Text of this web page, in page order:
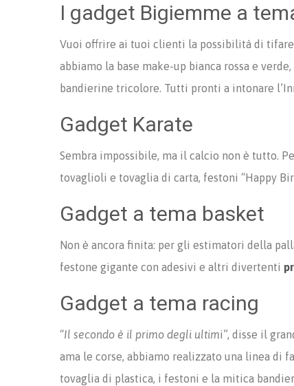
I gadget Bigiemme a
Vuoi offrire ai tuoi clienti la possibilità di tifare
abbiamo la base make-up bianca rossa e
bandierine tricolore. Tutti pronti a intonare
Gadget Karate
Sembra impossibile, ma il calcio non è tutto.
tovaglioli e tovaglia di carta, festoni “Happy
Gadget a tema basket
Non è ancora finita: per gli estimatori della
festone gigante con adesivi e altri divertenti
Gadget a tema racing
“Il secondo è il primo degli ultimi”, disse il
ama le corse, abbiamo realizzato una linea di
tovaglia di plastica, i festoni e la mitica